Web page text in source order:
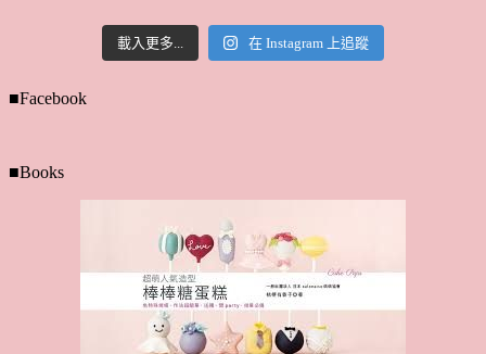
載入更多... 在 Instagram 上追蹤
■Facebook
■Books